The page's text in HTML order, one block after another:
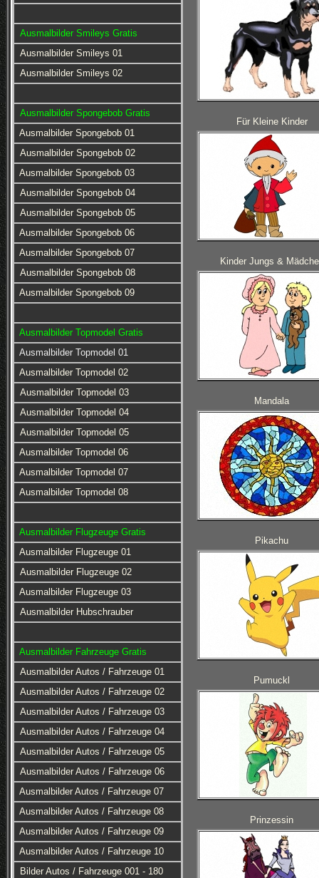
Ausmalbilder Smileys Gratis
Ausmalbilder Smileys 01
Ausmalbilder Smileys 02
Ausmalbilder Spongebob Gratis
Ausmalbilder Spongebob 01
Ausmalbilder Spongebob 02
Ausmalbilder Spongebob 03
Ausmalbilder Spongebob 04
Ausmalbilder Spongebob 05
Ausmalbilder Spongebob 06
Ausmalbilder Spongebob 07
Ausmalbilder Spongebob 08
Ausmalbilder Spongebob 09
Ausmalbilder Topmodel Gratis
Ausmalbilder Topmodel 01
Ausmalbilder Topmodel 02
Ausmalbilder Topmodel 03
Ausmalbilder Topmodel 04
Ausmalbilder Topmodel 05
Ausmalbilder Topmodel 06
Ausmalbilder Topmodel 07
Ausmalbilder Topmodel 08
Ausmalbilder Flugzeuge Gratis
Ausmalbilder Flugzeuge 01
Ausmalbilder Flugzeuge 02
Ausmalbilder Flugzeuge 03
Ausmalbilder Hubschrauber
Ausmalbilder Fahrzeuge Gratis
Ausmalbilder Autos / Fahrzeuge 01
Ausmalbilder Autos / Fahrzeuge 02
Ausmalbilder Autos / Fahrzeuge 03
Ausmalbilder Autos / Fahrzeuge 04
Ausmalbilder Autos / Fahrzeuge 05
Ausmalbilder Autos / Fahrzeuge 06
Ausmalbilder Autos / Fahrzeuge 07
Ausmalbilder Autos / Fahrzeuge 08
Ausmalbilder Autos / Fahrzeuge 09
Ausmalbilder Autos / Fahrzeuge 10
Bilder Autos / Fahrzeuge 001 - 180
Für Kleine Kinder
Kinder Jungs &
Mandala
Pikachu
Pumuckl
Prinzessin